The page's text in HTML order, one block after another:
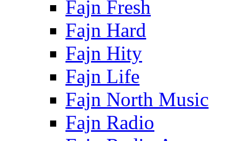
Fajn Fresh
Fajn Hard
Fajn Hity
Fajn Life
Fajn North Music
Fajn Radio